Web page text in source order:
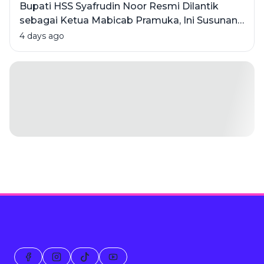
Bupati HSS Syafrudin Noor Resmi Dilantik
sebagai Ketua Mabicab Pramuka, Ini Susunan
Pengurus 2025-2030
4 days ago